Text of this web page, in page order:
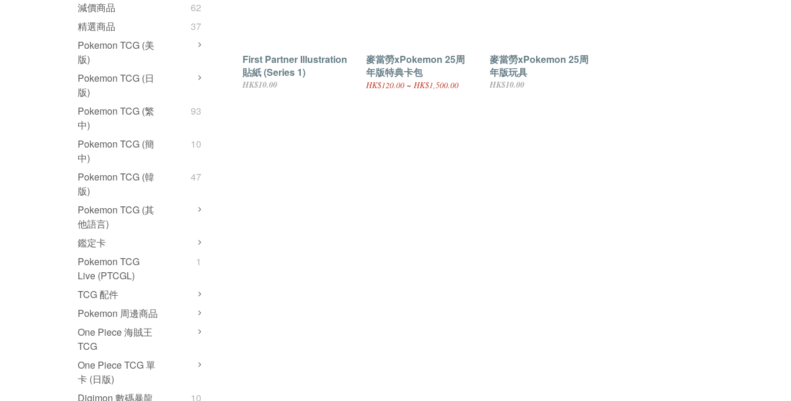
減價商品
62
精選商品
37
Pokemon TCG (美
版)
Pokemon TCG (日
版)
Pokemon TCG (繁
中)
93
Pokemon TCG (簡
中)
10
Pokemon TCG (韓
版)
47
Pokemon TCG (其
他語言)
鑑定卡
Pokemon TCG
Live (PTCGL)
1
TCG 配件
Pokemon 周邊商品
One Piece 海賊王
TCG
One Piece TCG 單
卡 (日版)
Digimon 數碼暴龍
10
First Partner Illustration
貼紙 (Series 1)
HK$10.00
麥當勞xPokemon 25周
年版特典卡包
HK$120.00 ~ HK$1,500.00
麥當勞xPokemon 25周
年版玩具
HK$10.00